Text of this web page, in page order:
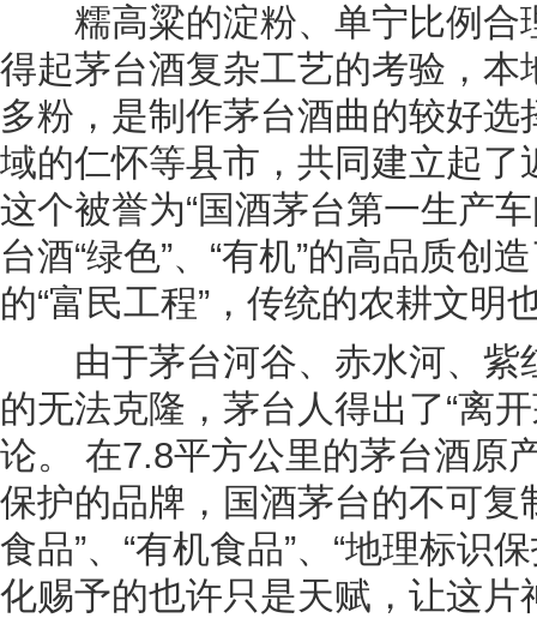
糯高粱的淀粉、单宁比例合
得起茅台酒复杂工艺的考验，
多粉，是制作茅台酒曲的较好
域的仁怀等县市，共同建立起
这个被誉为“国酒茅台第一生产
台酒“绿色”、“有机”的高品质创
的“富民工程”，传统的农耕文明
由于茅台河谷、赤水河、紫
的无法克隆，茅台人得出了“离
论。 在7.8平方公里的茅台酒原
保护的品牌，国酒茅台的不可复
食品”、“有机食品”、“地理标识
化赐予的也许只是天赋，让这片